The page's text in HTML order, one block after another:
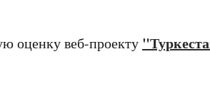
оценку веб-проекту